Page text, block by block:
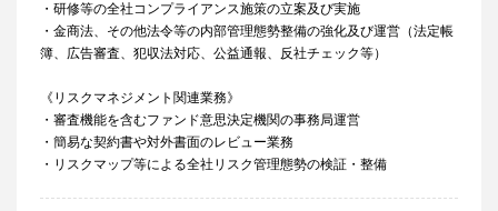
・研修等の全社コンプライアンス施策の立案及び実施
・金商法、その他法令等の内部管理態勢整備の強化及び運営（法定帳
簿、広告審査、犯収法対応、公益通報、反社チェック等）
《リスクマネジメント関連業務》
・審査機能を含むファンド意思決定機関の事務局運営
・簡易な契約書や対外書面のレビュー業務
・リスクマップ等による全社リスク管理態勢の検証・整備